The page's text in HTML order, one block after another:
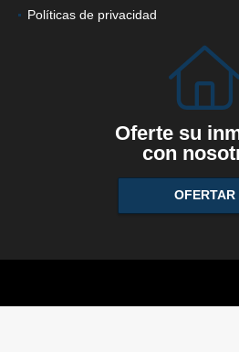
Contáctenos
Oferte su
con
OFERTAR